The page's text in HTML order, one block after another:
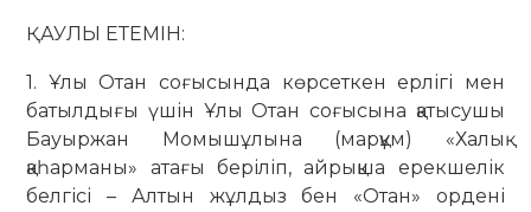
ҚАУЛЫ ЕТЕМІН:
1. Ұлы Отан соғысында көрсеткен ерлігі мен
батылдығы үшін Ұлы Отан соғысына қатысушы
Бауыржан Момышұлына (марқұм) «Халық
қаһарманы» атағы беріліп, айрықша ерекшелік
белгісі – Алтын жұлдыз бен «Отан» ордені